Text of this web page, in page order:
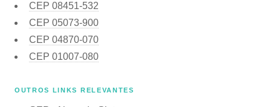
CEP 08451-532
CEP 05073-900
CEP 04870-070
CEP 01007-080
OUTROS LINKS RELEVANTES